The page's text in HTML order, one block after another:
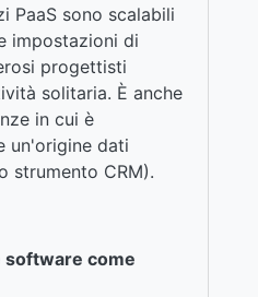
PaaS sono scalabili
impostazioni di
progettisti
solitaria. È anche
in cui è
un'origine dati
strumento CRM).
software come